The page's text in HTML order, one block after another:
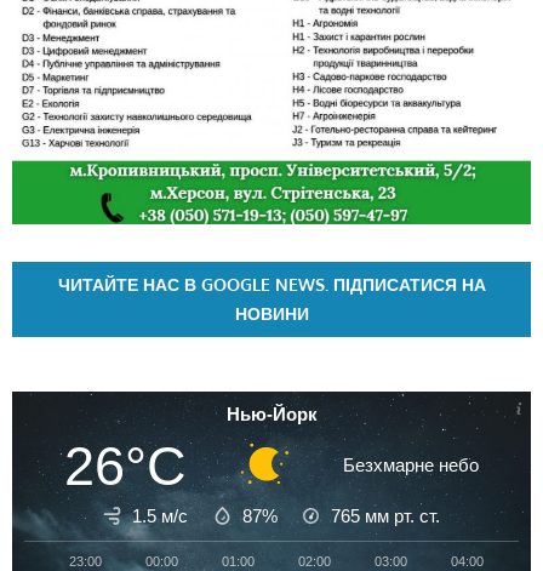
ЧИТАЙТЕ НАС В GOOGLE NEWS. ПІДПИСАТИСЯ НА
НОВИНИ
Нью-Йорк
26°C Безхмарне небо
1.5 м/с 87% 765 мм рт. ст.
23:00 00:00 01:00 02:00 03:00 04:00